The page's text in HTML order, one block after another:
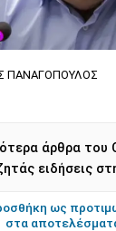
ΠΑΝΑΓΟΠΟΥΛΟΣ
άρθρα του
ειδήσεις
ως
στα